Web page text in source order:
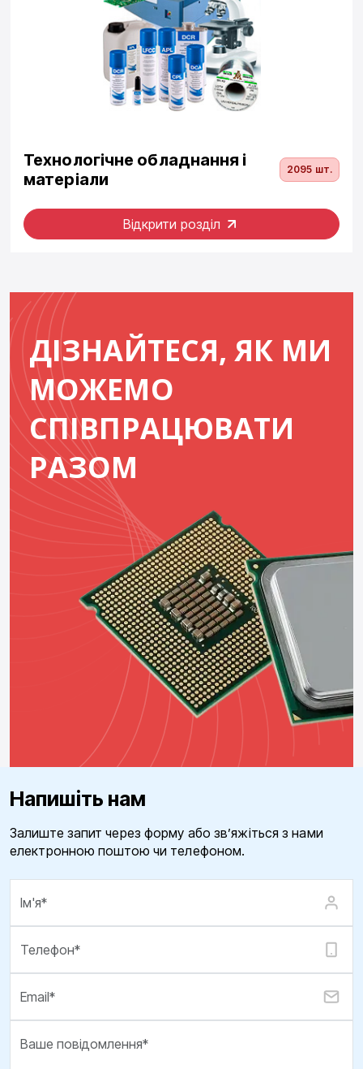
Технологічне обладнання і
матеріали
2095 шт.
Відкрити розділ
ДІЗНАЙТЕСЯ, ЯК МИ
МОЖЕМО
СПІВПРАЦЮВАТИ
РАЗОМ
Напишіть нам
Залиште запит через форму або зв’яжіться з нами
електронною поштою чи телефоном.